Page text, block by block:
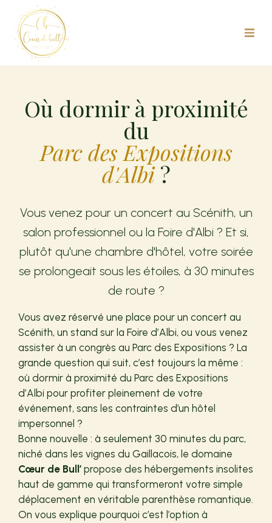
Où dormir à proximité
du
Parc des Expositions
d'Albi?
Vous venez pour un concert au Scénith, un
salon professionnel ou la Foire d'Albi ? Et si,
plutôt qu'une chambre d'hôtel, votre soirée
se prolongeait sous les étoiles, à 30 minutes
de route ?
Vous avez réservé une place pour un concert au
Scénith, un stand sur la Foire d’Albi, ou vous venez
assister à un congrès au Parc des Expositions ? La
grande question qui suit, c’est toujours la même :
où dormir à proximité du Parc des Expositions
d’Albi pour profiter pleinement de votre
événement, sans les contraintes d’un hôtel
impersonnel ?
Bonne nouvelle : à seulement 30 minutes du parc,
niché dans les vignes du Gaillacois, le domaine
Cœur de Bull’ propose des hébergements insolites
haut de gamme qui transformeront votre simple
déplacement en véritable parenthèse romantique.
On vous explique pourquoi c’est l’option à